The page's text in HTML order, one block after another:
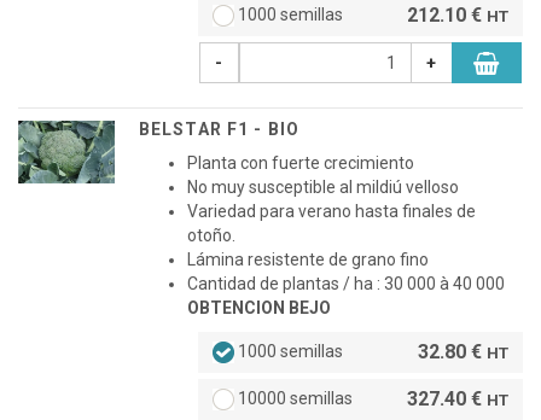
1000 semillas 212.10 € HT
- +
BELSTAR F1 - BIO
Planta con fuerte crecimiento
No muy susceptible al mildiú velloso
Variedad para verano hasta finales de
otoño.
Lámina resistente de grano fino
Cantidad de plantas / ha : 30 000 à 40 000
OBTENCION BEJO
1000 semillas 32.80 € HT
10000 semillas 327.40 € HT